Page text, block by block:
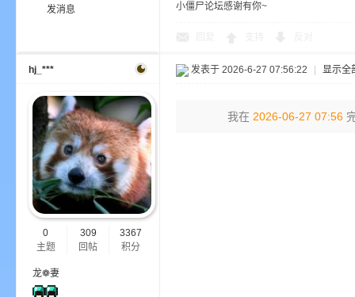
发消息 小僵尸论坛感谢有你~
hj_***
0
主题
309
回帖
3367
积分
龙❁妻
发表于 2026-6-27 07:56:22 显示全
我在 2026-06-27 07:56